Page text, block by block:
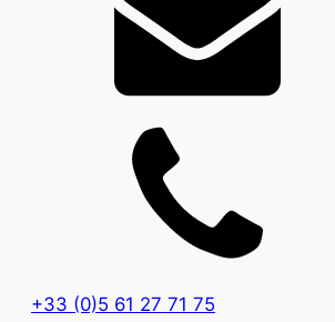
+33 (0)5 61 27 71 75